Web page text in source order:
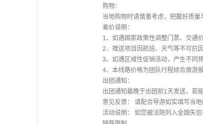
购物：
当地购物时请慎重考虑，把握好质量
差价说明：
1、如遇国家政策性调整门票、交通
2、赠送项目因航班、天气等不可抗
3、如遇区域性促销活动，产生不同
4、本线路价格为团队行程综合旅游
出团通知：
出团通知最晚于出团前1天发送，若
意见反馈： 请配合导游如实填写当
活动说明： 如您被法院列入全国失